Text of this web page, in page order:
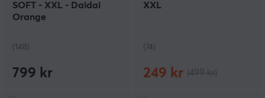
SOFT - XXL - Daidai
Orange
(148)
799 kr
XXL
(74)
249 kr